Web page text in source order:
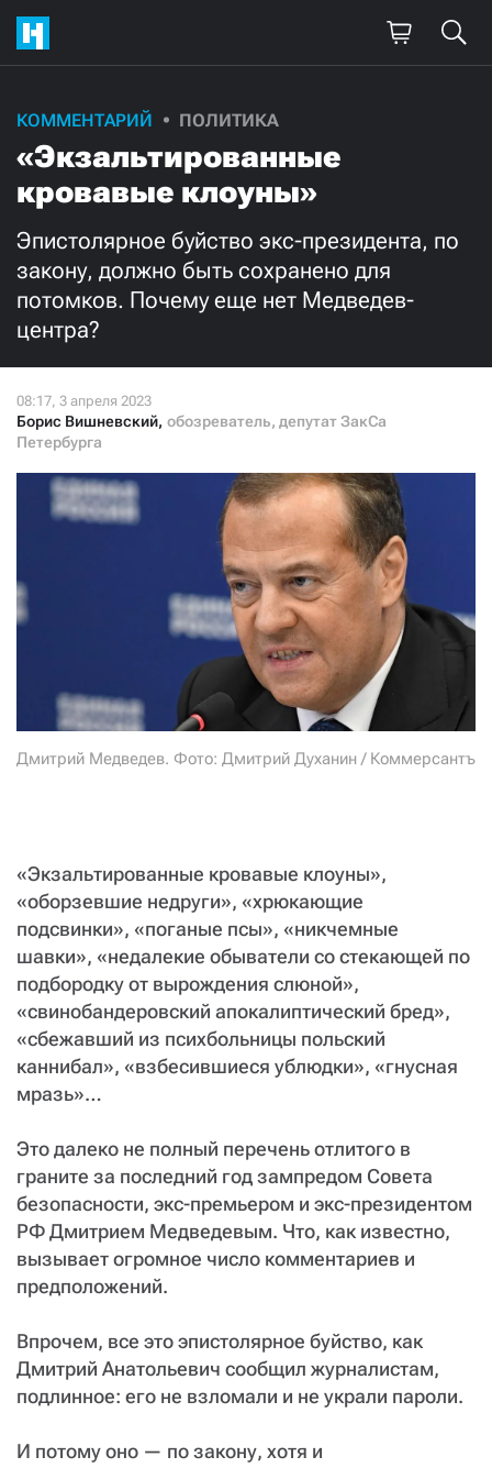
КОММЕНТАРИЙ ПОЛИТИКА
«Экзальтированные
кровавые клоуны»
Эпистолярное буйство экс-президента, по
закону, должно быть сохранено для
потомков. Почему еще нет Медведев-
центра?
Борис Вишневский, обозреватель, депутат ЗакСа
Петербурга
Дмитрий Медведев. Фото: Дмитрий Духанин / Коммерсантъ
«Экзальтированные кровавые клоуны»,
«оборзевшие недруги», «хрюкающие
подсвинки», «поганые псы», «никчемные
шавки», «недалекие обыватели со стекающей по
подбородку от вырождения слюной»,
«свинобандеровский апокалиптический бред»,
«сбежавший из психбольницы польский
каннибал», «взбесившиеся ублюдки», «гнусная
мразь»…
Это далеко не полный перечень отлитого в
граните за последний год зампредом Совета
безопасности, экс-премьером и экс-президентом
РФ Дмитрием Медведевым. Что, как известно,
вызывает огромное число комментариев и
предположений.
Впрочем, все это эпистолярное буйство, как
Дмитрий Анатольевич сообщил журналистам,
подлинное: его не взломали и не украли пароли.
И потому оно — по закону, хотя и
Поддержите
нашу работу!
Ежемесячно
3000 1000
Нажимая кнопку «Стать соучастником»,
СТАТЬ СОУЧАСТНИКОМ
ПОДЕЛИТЬСЯ С ДРУЗЬЯМИ
Если у вас есть вопросы, пишите donate@novayagazeta.ru